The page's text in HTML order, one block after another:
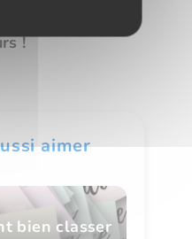
matières afin
!
aimer
bien classer